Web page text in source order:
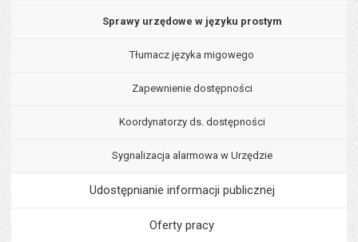
Sprawy urzędowe w języku prostym
Tłumacz języka migowego
Zapewnienie dostępności
Koordynatorzy ds. dostępności
Sygnalizacja alarmowa w Urzędzie
Udostępnianie informacji publicznej
Oferty pracy